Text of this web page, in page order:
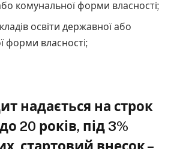
комунальної форми власності;
освіти державної або
форми власності;
надається на строк
20 років, під 3%